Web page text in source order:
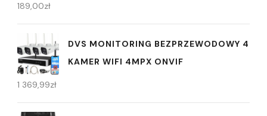
189,00zł
DVS MONITORING BEZPRZEWODOWY 4
KAMER WIFI 4MPX ONVIF
1 369,99zł